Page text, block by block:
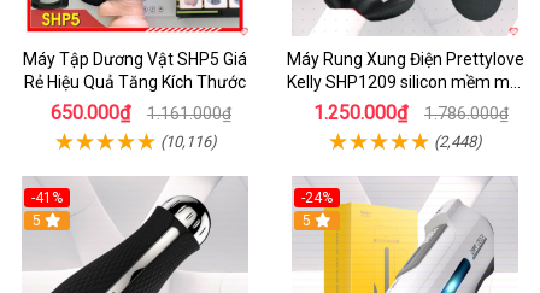
Máy Tập Dương Vật SHP5 Giá
Rẻ Hiệu Quả Tăng Kích Thước
650.000₫ 1.161.000₫
(10,116)
Máy Rung Xung Điện Prettylove
Kelly SHP1209 silicon mềm mại
tiện lợi
1.250.000₫ 1.786.000₫
(2,448)
-41%
5
-24%
5